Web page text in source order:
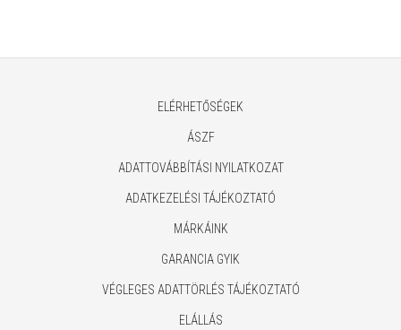
ELÉRHETŐSÉGEK
ÁSZF
ADATTOVÁBBÍTÁSI NYILATKOZAT
ADATKEZELÉSI TÁJÉKOZTATÓ
MÁRKÁINK
GARANCIA GYIK
VÉGLEGES ADATTÖRLÉS TÁJÉKOZTATÓ
ELÁLLÁS